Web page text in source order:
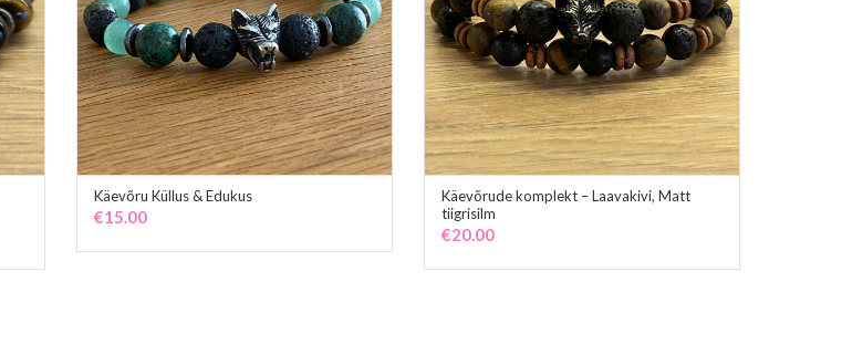
ADD TO CART
Käevõru Küllus & Edukus
€15.00
ADD TO CART
Käevõrude komplekt – Laavakivi, Matt
tiigrisilm
€20.00